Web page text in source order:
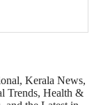
Kerala News,
Trends, Health &